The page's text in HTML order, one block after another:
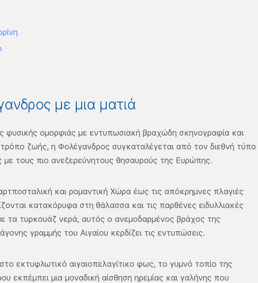
με μια ματιά
φυσικής ομορφιάς με εντυπωσιακή βραχώδη σκηνογραφία και
ζωής, η Φολέγανδρος συγκαταλέγεται από τον διεθνή τύπο
με τους πιο ανεξερεύνητους θησαυρούς της Ευρώπης.
και ρομαντική Χώρα έως τις απόκρημνες πλαγιές
κατακόρυφα στη θάλασσα και τις παρθένες ειδυλλιακές
τα τυρκουάζ νερά, αυτός ο ανεμοδαρμένος βράχος της
γραμμής του Αιγαίου κερδίζει τις εντυπώσεις.
εκτυφλωτικό αιγαιοπελαγίτικο φως, το γυμνό τοπίο της
εκπέμπει μια μοναδική αίσθηση ηρεμίας και γαλήνης που